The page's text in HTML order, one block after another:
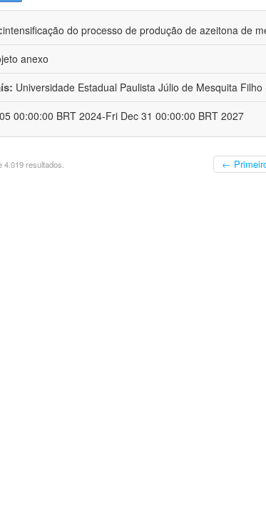
intensificação do processo de produção de azeitona de
anexo
Universidade Estadual Paulista Júlio de Mesquita Filho
00:00:00 BRT 2024-Fri Dec 31 00:00:00 BRT 2027
4.019 resultados. ←